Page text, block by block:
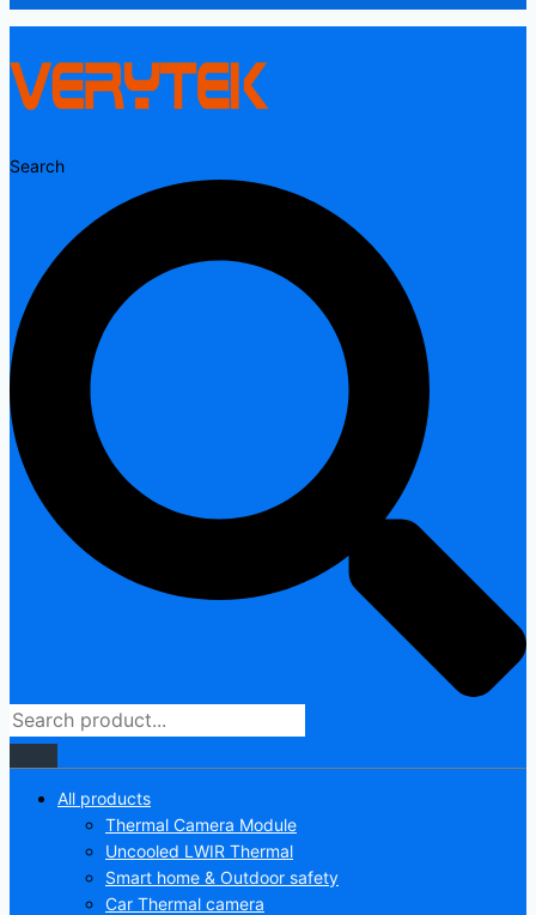
Search
All products
Thermal Camera Module
Uncooled LWIR Thermal
Smart home & Outdoor safety
Car Thermal camera